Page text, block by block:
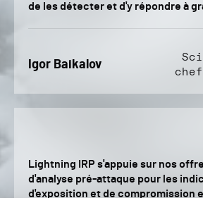
de les détecter et d'y répondre à
Igor Baikalov
Lightning IRP s'appuie sur nos
d'analyse pré-attaque pour les
d'exposition et de compromission